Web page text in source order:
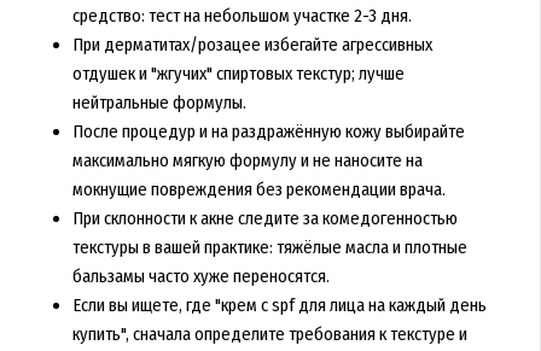
средство: тест на небольшом участке 2-3 дня.
При дерматитах/розацее избегайте агрессивных
отдушек и "жгучих" спиртовых текстур; лучше
нейтральные формулы.
После процедур и на раздражённую кожу выбирайте
максимально мягкую формулу и не наносите на
мокнущие повреждения без рекомендации врача.
При склонности к акне следите за комедогенностью
текстуры в вашей практике: тяжёлые масла и плотные
бальзамы часто хуже переносятся.
Если вы ищете, где "крем с spf для лица на каждый день
купить", сначала определите требования к текстуре и